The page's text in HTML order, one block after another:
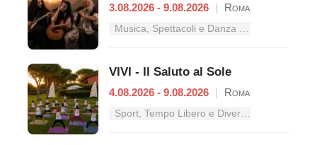
3.08.2026 - 9.08.2026 | Roma
VIVI - Il Saluto al Sole
4.08.2026 - 9.08.2026 | Roma